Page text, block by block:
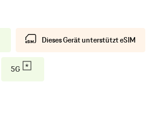
Dieses Gerät unterstützt eSIM
5G